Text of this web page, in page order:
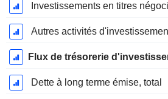
Autres activités
Flux de trésorerie
Dette à long terme émise, total